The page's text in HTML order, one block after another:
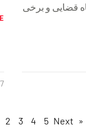
قضایی و برخی
« Previous
2 3 4 5 Next »